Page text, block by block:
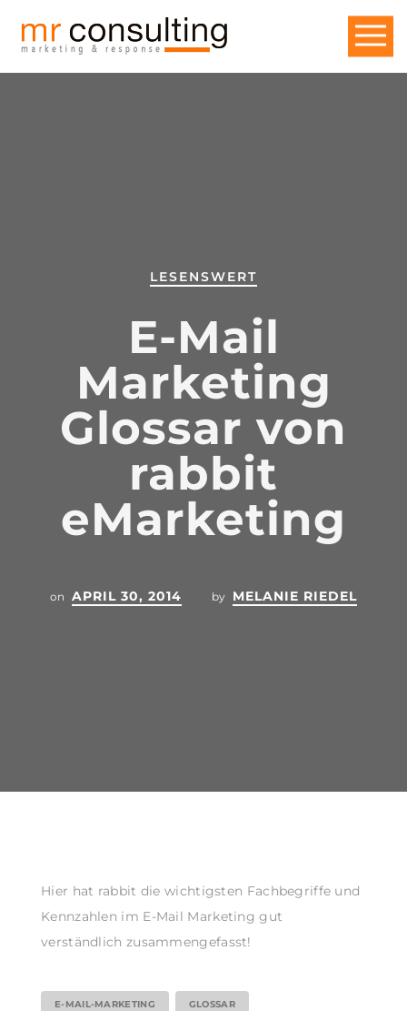
LESENSWERT
E-Mail
Marketing
Glossar von
rabbit
eMarketing
on APRIL 30, 2014 by MELANIE RIEDEL
Hier hat rabbit die wichtigsten Fachbegriffe und
Kennzahlen im E-Mail Marketing gut
verständlich zusammengefasst!
E-MAIL-MARKETING GLOSSAR